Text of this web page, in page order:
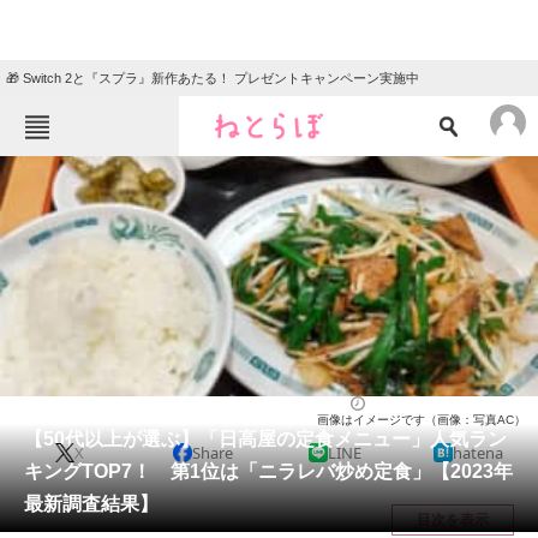
🎁 Switch 2と『スプラ』新作あたる！ プレゼントキャンペーン実施中
ねとらぼメニュー
ニュース
エンタメ クイズ
グルメ 地域
教育・育児
リサーチ
会員記事
メディア
【50代以上が選ぶ】「日高屋の定食メニュー」人気ラン
キングTOP7！ 第1位は「ニラレバ炒め定食」【2023年
最新調査結果】
画像はイメージです（画像：写真AC）
X Share LINE hatena
目次を表示